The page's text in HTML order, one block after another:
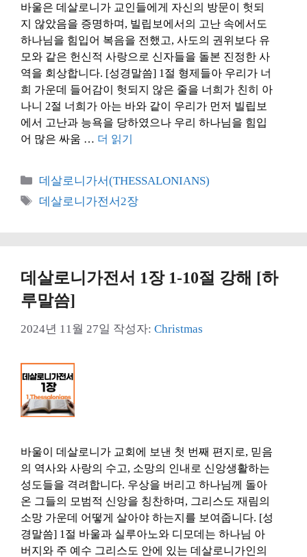
바울은 데살로니가 교인들에게 자신의 방문이 헛되
지 않았음을 증명하며, 빌립보에서의 고난 속에서도
하나님을 힘입어 복음을 전했고, 사도의 권위보다 유
모와 같은 헌신적 사랑으로 신자들을 돌본 진정한 사
역을 회상합니다. [성경말씀] 1절 형제들아 우리가 너
희 가운데 들어감이 헛되지 않은 줄을 너희가 친히 아
나니 2절 너희가 아는 바와 같이 우리가 먼저 빌립보
에서 고난과 능욕을 당하였으나 우리 하나님을 힘입
어 많은 싸움 … 더 읽기
카
테
데살로니가서(THESSALONIANS)
태
데살로니가전서2장
데살로니가전서 1장 1-10절 강해 [하
루말씀]
2024년 11월 27일 작성자: Christmas
바울이 데살로니가 교회에 보낸 첫 번째 편지로, 믿음
의 역사와 사랑의 수고, 소망의 인내로 신앙생활하는
성도들을 격려합니다. 우상을 버리고 하나님께 돌아
온 그들의 모범적 신앙을 칭찬하며, 그리스도 재림의
소망 가운데 어떻게 살아야 하는지를 보여줍니다. [성
경말씀] 1절 바울과 실루아노와 디모데는 하나님 아
버지와 주 예수 그리스도 안에 있는 데살로니가인의